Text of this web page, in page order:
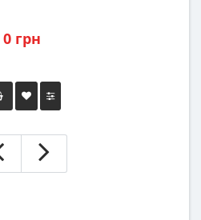
0 грн